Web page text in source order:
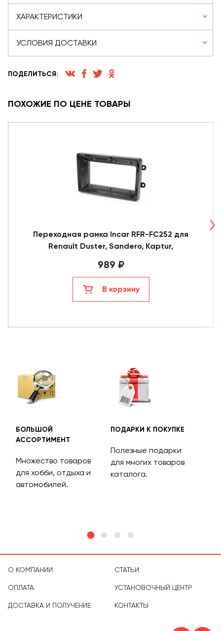
ХАРАКТЕРИСТИКИ
УСЛОВИЯ ДОСТАВКИ
ПОДЕЛИТЬСЯ:
ПОХОЖИЕ ПО ЦЕНЕ ТОВАРЫ
Переходная рамка Incar RFR-FC252 для
Renault Duster, Sandero, Kaptur,
989 ₽
В корзину
БОЛЬШОЙ
АССОРТИМЕНТ
Множество товаров
для хобби, отдыха и
автомобилей.
ПОДАРКИ К ПОКУПКЕ
Полезные подарки
для многих товаров
каталога.
О КОМПАНИИ
ОПЛАТА
ДОСТАВКА И ПОЛУЧЕНИЕ
СТАТЬИ
УСТАНОВОЧНЫЙ ЦЕНТР
КОНТАКТЫ